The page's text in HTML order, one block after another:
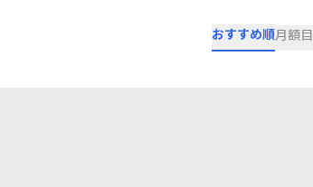
おすすめ順月額